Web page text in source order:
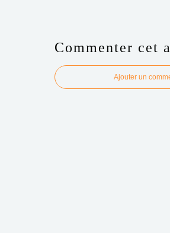
Commenter cet
Ajouter un